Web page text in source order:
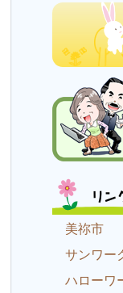
リン
美祢市
サンワー
ハローワ